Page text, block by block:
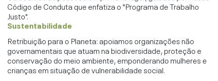
Código de Conduta que enfatiza o "Programa de Trabalho
Justo".
Sustentabilidade
Retribuição para o Planeta: apoiamos organizações não
governamentais que atuam na biodiversidade, proteção e
conservação do meio ambiente, emponderando mulheres e
crianças em situação de vulnerabilidade social.